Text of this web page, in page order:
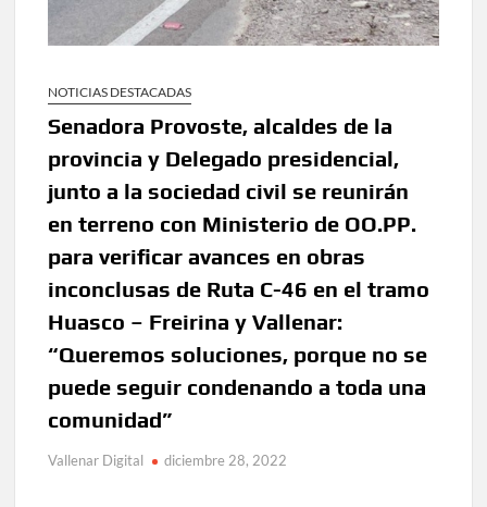
NOTICIAS DESTACADAS
Senadora Provoste, alcaldes de la
provincia y Delegado presidencial,
junto a la sociedad civil se reunirán
en terreno con Ministerio de OO.PP.
para verificar avances en obras
inconclusas de Ruta C-46 en el tramo
Huasco – Freirina y Vallenar:
“Queremos soluciones, porque no se
puede seguir condenando a toda una
comunidad”
Vallenar Digital diciembre 28, 2022